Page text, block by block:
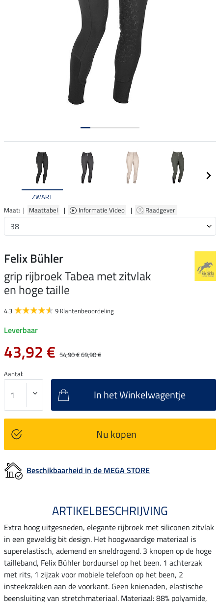
ZWART
Maat: | Maattabel | Informatie Video | Raadgever
Felix Bühler
grip rijbroek Tabea met zitvlak
en hoge taille
4.3 9 Klantenbeoordeling
Leverbaar
43,92 € 54,90 €69,90 €
Aantal:
In het Winkelwagentje
Nu kopen
Beschikbaarheid in de MEGA STORE
ARTIKELBESCHRIJVING
Extra hoog uitgesneden, elegante rijbroek met siliconen zitvlak
in een geweldig bit design. Het hoogwaardige materiaal is
superelastisch, ademend en sneldrogend. 3 knopen op de hoge
tailleband, Felix Bühler borduursel op het been. 1 achterzak
met rits, 1 zijzak voor mobiele telefoon op het been, 2
insteekzakken aan de voorkant. Geen knienaden, elastische
beensluiting van stretchmateriaal. Materiaal: 88% polyamide,